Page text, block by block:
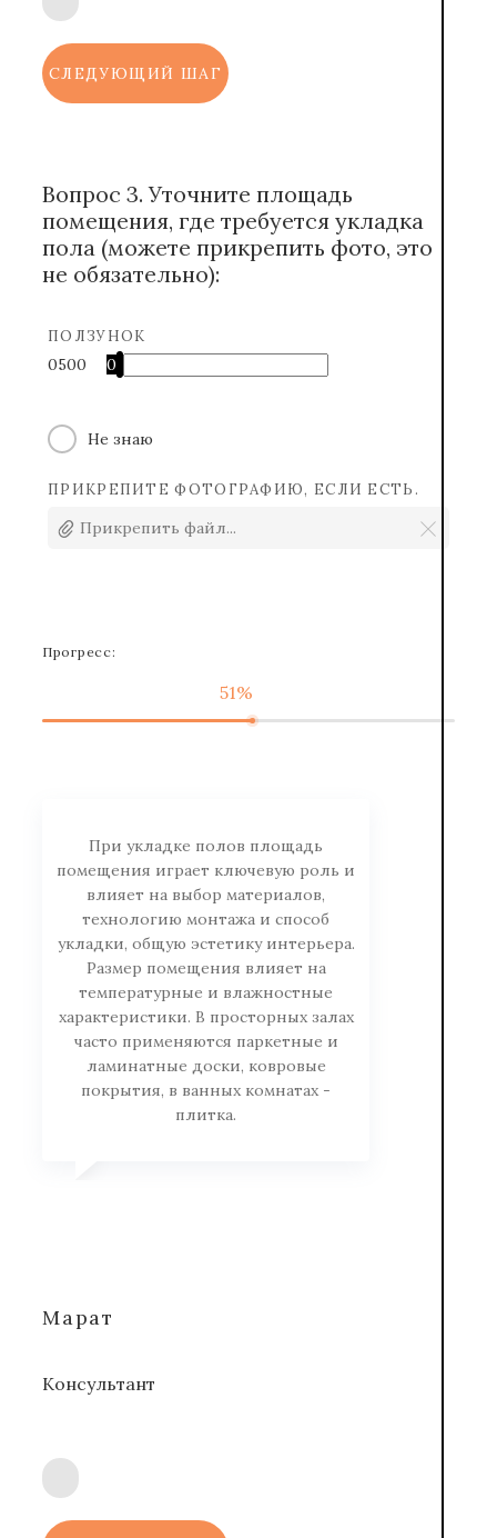
СЛЕДУЮЩИЙ ШАГ
Вопрос 3. Уточните площадь
помещения, где требуется укладка
пола (можете прикрепить фото, это
не обязательно):
ПОЛЗУНОК
0500 0
Не знаю
ПРИКРЕПИТЕ ФОТОГРАФИЮ, ЕСЛИ ЕСТЬ.
Прикрепить файл...
Прогресс:
51%
При укладке полов площадь
помещения играет ключевую роль и
влияет на выбор материалов,
технологию монтажа и способ
укладки, общую эстетику интерьера.
Размер помещения влияет на
температурные и влажностные
характеристики. В просторных залах
часто применяются паркетные и
ламинатные доски, ковровые
покрытия, в ванных комнатах -
плитка.
Марат
Консультант